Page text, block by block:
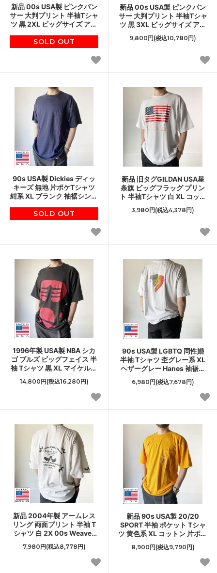
新品 00s USA製 ピンクパン
サー 大判プリント 半袖Tシャ
ツ 黒 2XL ビッグサイズ アメ
SOLD OUT
新品 00s USA製 ピンクパン
サー 大判プリント 半袖Tシャ
ツ 黒 3XL ビッグサイズ アメ
リカ製 デッドストック D143
9,800円(税込10,780円)
90s USA製 Dickies ディッ
キーズ 無地 片ポケTシャツ
紺系 XL ブランク 袖裾シング
メリカ製 D132
SOLD OUT
新品 旧タグGILDAN USA星
条旗 ビッグフラッグ プリン
ト 半袖Tシャツ 白 XL コット
ン 丸首 丸胴 アメリカ国旗 大
きいサイズ D134
3,980円(税込4,378円)
1996年製 USA製 NBA シカ
ゴ ブルズ ビッグフェイス 半
袖 Tシャツ 黒 XL マイケルジ
ョーダン 90s アメリカ製 ビ
ンテージ D149
14,800円(税込16,280円)
90s USA製 LGBTQ 同性婚
半袖 Tシャツ 杢グレー系 XL
ヘザーグレー Hanes 袖裾シ
ングルステッチ アメリカ製
ビンテージ D149
6,980円(税込7,678円)
新品 2004年製 アームレス
リング 両面プリント 半袖 T
シャツ 白 2X 00s Weaver
Bros 大きいサイズ XXL 2XL
デッドストック D149
7,980円(税込8,778円)
新品 90s USA製 20/20
SPORT 半袖 ポケット Tシャ
ツ 黄色系 XL コットン 片ポケ
アメリカ製 デッドストック
D149
8,900円(税込9,790円)